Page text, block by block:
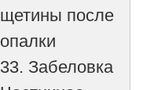
щетины после
опалки
33. Забеловка